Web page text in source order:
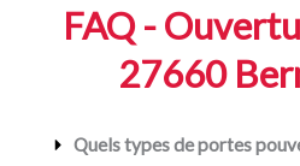
FAQ -
27660
Quels types de portes